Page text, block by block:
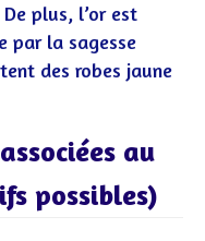
plus, l’or est
par la sagesse
des robes jaune
au
possibles)